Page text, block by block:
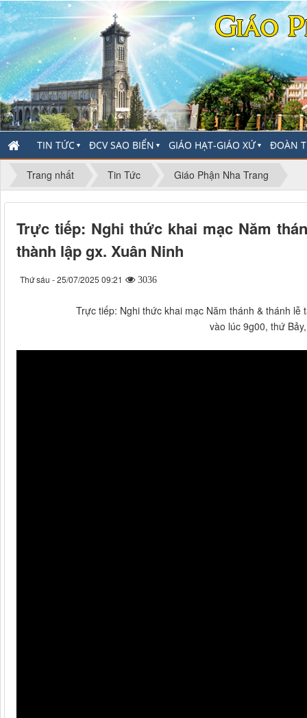
TIN TỨC ▼ ĐCV SAO BIỂN ▼ GIÁO HẠT-GIÁO XỨ▼ ĐOÀN
Trang nhất Tin Tức Giáo Phận Nha Trang
Trực tiếp: Nghi thức khai mạc Năm
thành lập gx. Xuân Ninh
Thứ sáu - 25/07/2025 09:21 3036
Trực tiếp: Nghi thức khai mạc Năm thánh & thánh
vào lúc 9g00, thứ